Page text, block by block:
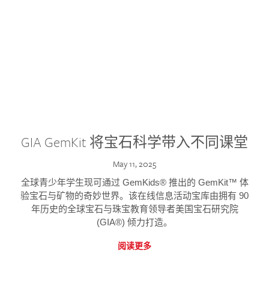
GIA GemKit 将宝石科学带入不同课堂
May 11, 2025
全球青少年学生现可通过 GemKids® 推出的 GemKit™ 体
验宝石与矿物的奇妙世界。该在线信息活动宝库由拥有 90
年历史的全球宝石与珠宝教育领导者美国宝石研究院
(GIA®) 倾力打造。
阅读更多